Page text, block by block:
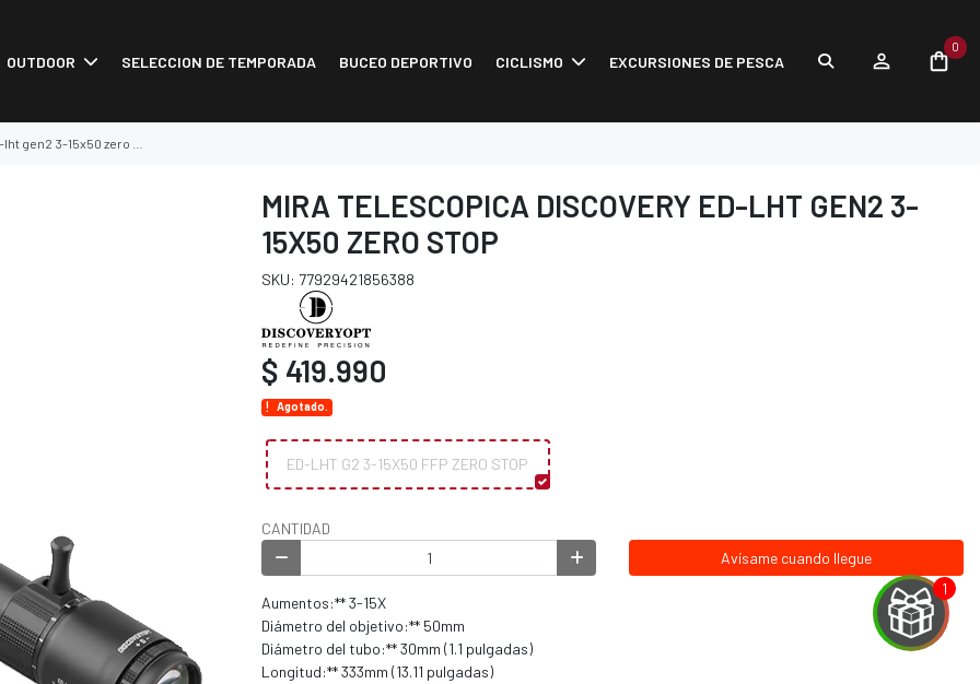
OUTDOOR SELECCION DE TEMPORADA BUCEO DEPORTIVO CICLISMO EXCURSIONES DE PESCA
0
3-15x50 zero stop
MIRA TELESCOPICA DISCOVERY ED-LHT GEN2 3-
15X50 ZERO STOP
SKU: 77929421856388
$ 419.990
Agotado.
ED-LHT G2 3-15X50 FFP ZERO STOP
CANTIDAD
Avísame cuando llegue
Aumentos:** 3-15X
Diámetro del objetivo:** 50mm
Diámetro del tubo:** 30mm (1.1 pulgadas)
Longitud:** 333mm (13.11 pulgadas)